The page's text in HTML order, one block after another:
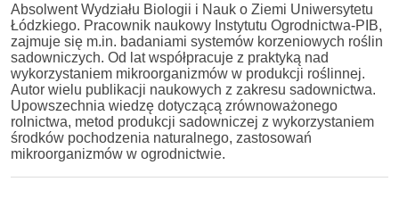
Absolwent Wydziału Biologii i Nauk o Ziemi Uniwersytetu
Łódzkiego. Pracownik naukowy Instytutu Ogrodnictwa-PIB,
zajmuje się m.in. badaniami systemów korzeniowych roślin
sadowniczych. Od lat współpracuje z praktyką nad
wykorzystaniem mikroorganizmów w produkcji roślinnej.
Autor wielu publikacji naukowych z zakresu sadownictwa.
Upowszechnia wiedzę dotyczącą zrównoważonego
rolnictwa, metod produkcji sadowniczej z wykorzystaniem
środków pochodzenia naturalnego, zastosowań
mikroorganizmów w ogrodnictwie.